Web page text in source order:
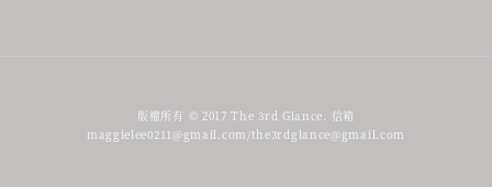
版權所有 © 2017 The 3rd Glance. 信箱
maggielee0211@gmail.com/the3rdglance@gmail.com